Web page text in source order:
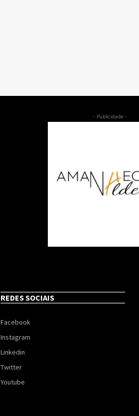
- Publicidade -
REDES SOCIAIS
Facebook
Instagram
Linkedin
Twitter
Youtube